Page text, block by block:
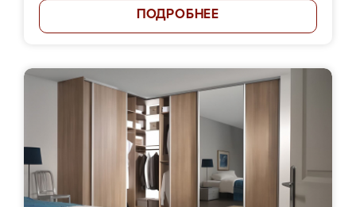
ПОДРОБНЕЕ